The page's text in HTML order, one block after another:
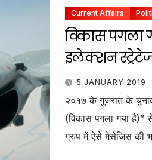
Current Affairs
विकास पगला
इलेक्शन
5 JANUARY 2019
२०१७ के गुजरात के
(विकास पगला गया
ग्रुप में ऐसे मेसेजिस की